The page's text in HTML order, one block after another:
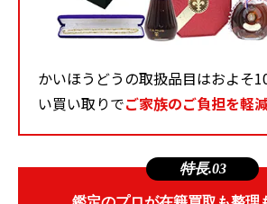
かいほうどうの取扱品目はおよそ
い買い取りでご家族のご負担を軽
特長.03